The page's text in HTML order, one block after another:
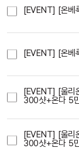
[EVENT] [온베
[EVENT] [온베
[EVENT] [울리
300샷+온다 5
[EVENT] [울리
300샷+온다 5